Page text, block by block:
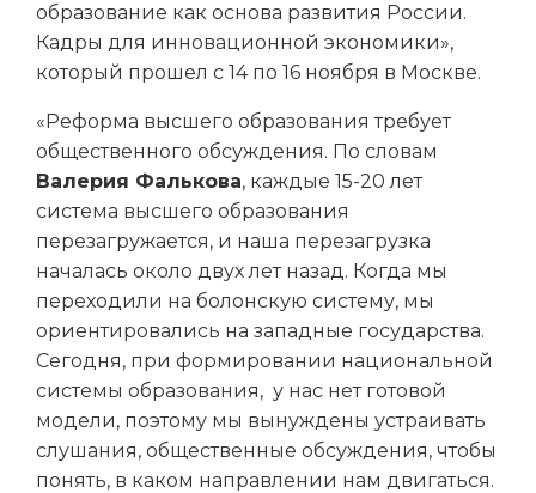
образование как основа развития России.
Кадры для инновационной экономики»,
который прошел с 14 по 16 ноября в Москве.
«Реформа высшего образования требует
общественного обсуждения. По словам
Валерия Фалькова, каждые 15-20 лет
система высшего образования
перезагружается, и наша перезагрузка
началась около двух лет назад. Когда мы
переходили на болонскую систему, мы
ориентировались на западные государства.
Сегодня, при формировании национальной
системы образования, у нас нет готовой
модели, поэтому мы вынуждены устраивать
слушания, общественные обсуждения, чтобы
понять, в каком направлении нам двигаться.